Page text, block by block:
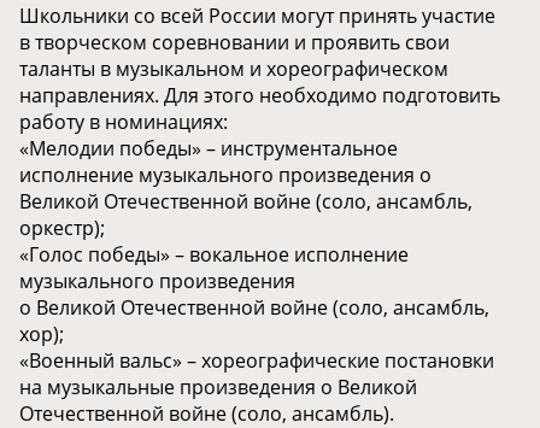
Школьники со всей России могут принять участие
в творческом соревновании и проявить свои
таланты в музыкальном и хореографическом
направлениях. Для этого необходимо подготовить
работу в номинациях:
«Мелодии победы» – инструментальное
исполнение музыкального произведения о
Великой Отечественной войне (соло, ансамбль,
оркестр);
«Голос победы» – вокальное исполнение
музыкального произведения
о Великой Отечественной войне (соло, ансамбль,
хор);
«Военный вальс» – хореографические постановки
на музыкальные произведения о Великой
Отечественной войне (соло, ансамбль).